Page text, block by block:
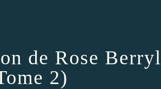
de Rose Berryl
2)